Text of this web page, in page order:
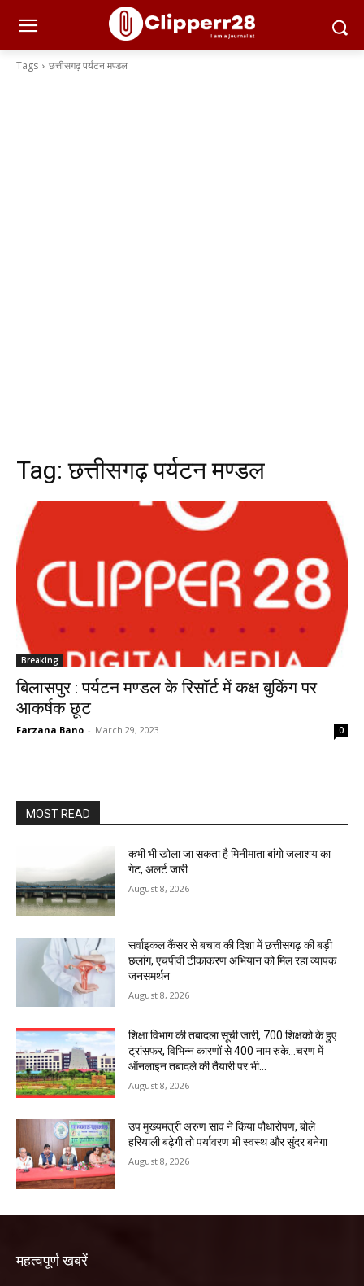
Tags छत्तीसगढ़ पर्यटन मण्डल
Tag:छत्तीसगढ़ पर्यटन मण्डल
Breaking
बिलासपुर : पर्यटन मण्डल के रिसॉर्ट में कक्ष बुकिंग पर
आकर्षक छूट
Farzana Bano - March 29, 2023 0
MOST READ
कभी भी खोला जा सकता है मिनीमाता बांगो जलाशय का
गेट, अलर्ट जारी
August 8, 2026
सर्वाइकल कैंसर से बचाव की दिशा में छत्तीसगढ़ की बड़ी
छलांग, एचपीवी टीकाकरण अभियान को मिल रहा व्यापक
जनसमर्थन
August 8, 2026
शिक्षा विभाग की तबादला सूची जारी, 700 शिक्षको के हुए
ट्रांसफर, विभिन्न कारणों से 400 नाम रुके…चरण में
ऑनलाइन तबादले की तैयारी पर भी...
August 8, 2026
उप मुख्यमंत्री अरुण साव ने किया पौधारोपण, बोले
हरियाली बढ़ेगी तो पर्यावरण भी स्वस्थ और सुंदर बनेगा
August 8, 2026
महत्वपूर्ण खबरें